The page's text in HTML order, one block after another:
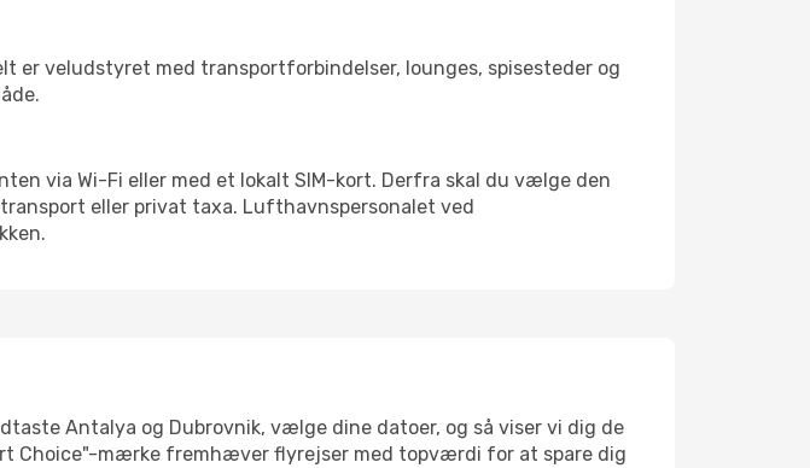
er veludstyret med transportforbindelser, lounges, spisesteder og
via Wi-Fi eller med et lokalt SIM-kort. Derfra skal du vælge den
eller privat taxa. Lufthavnspersonalet ved
Antalya og Dubrovnik, vælge dine datoer, og så viser vi dig de
Choice"-mærke fremhæver flyrejser med topværdi for at spare dig